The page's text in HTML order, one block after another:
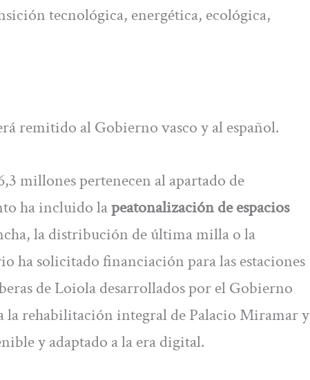
tecnológica, energética, ecológica,
remitido al Gobierno vasco y al español.
millones pertenecen al apartado de
ha incluido lapeatonalización de espacios
la distribución de última milla o la
ha solicitado financiación para las estaciones
de Loiola desarrollados por el Gobierno
la rehabilitación integral de Palacio Miramar y
y adaptado a la era digital.